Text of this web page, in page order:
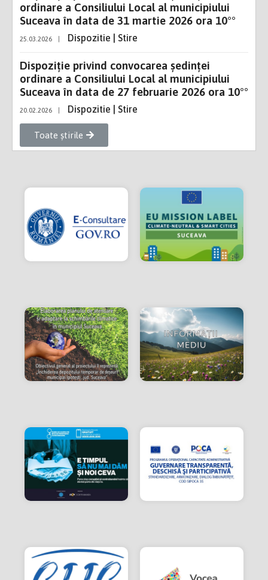
ordinare a Consiliului Local al municipiului
Suceava în data de 31 martie 2026 ora 10°°
25.03.2026 Dispozitie | Stire
Dispoziție privind convocarea şedinţei
ordinare a Consiliului Local al municipiului
Suceava în data de 27 februarie 2026 ora 10°°
20.02.2026 Dispozitie | Stire
Toate știrile